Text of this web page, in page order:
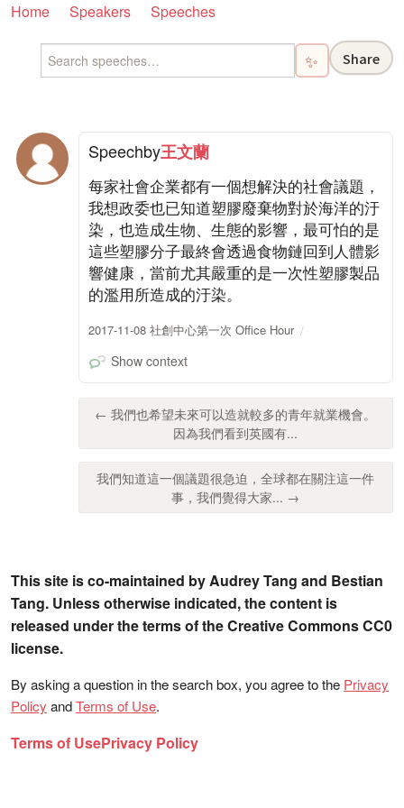
Home Speakers Speeches
✨ Share
Speechby王文蘭
每家社會企業都有一個想解決的社會議題，
我想政委也已知道塑膠廢棄物對於海洋的汙
染，也造成生物、生態的影響，最可怕的是
這些塑膠分子最終會透過食物鏈回到人體影
響健康，當前尤其嚴重的是一次性塑膠製品
的濫用所造成的汙染。
2017-11-08 社創中心第一次 Office Hour
Show context
← 我們也希望未來可以造就較多的青年就業機會。
因為我們看到英國有...
我們知道這一個議題很急迫，全球都在關注這一件
事，我們覺得大家... →
This site is co-maintained by Audrey Tang and Bestian
Tang. Unless otherwise indicated, the content is
released under the terms of the Creative Commons CC0
license.
By asking a question in the search box, you agree to the Privacy
Policy andTerms of Use.
Terms of UsePrivacy Policy